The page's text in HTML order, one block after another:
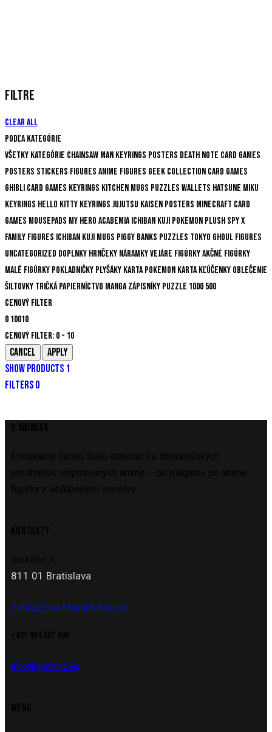
FILTRE
Clear all
Podľa kategórie
Všetky kategórie Chainsaw Man Keyrings Posters Death Note Card Games
Posters Stickers Figures Anime Figures Geek Collection Card Games
Ghibli Card Games Keyrings Kitchen Mugs Puzzles Wallets Hatsune Miku
Keyrings Hello Kitty Keyrings Jujutsu Kaisen Posters Minecraft Card
Games Mousepads My Hero Academia Ichiban Kuji Pokemon Plush Spy x
Family Figures Ichiban Kuji Mugs Piggy Banks Puzzles Tokyo Ghoul Figures
Uncategorized Doplnky Hrnčeky NáramkyVejáre FigúrkyAkčné figúrky
Malé figúrky Pokladničky Plyšáky Karta Pokemon karta Kľúčenky Oblečenie
Šiltovky Tričká Papierníctvo Manga Zápisníky Puzzle 1000 500
Cenový filter
0 10010
Cenový filter: 0 - 10
SHOW PRODUCTS 1
FILTERS0
811 01 Bratislava
Zobraziť na Mapách Google
info@animixx.eu